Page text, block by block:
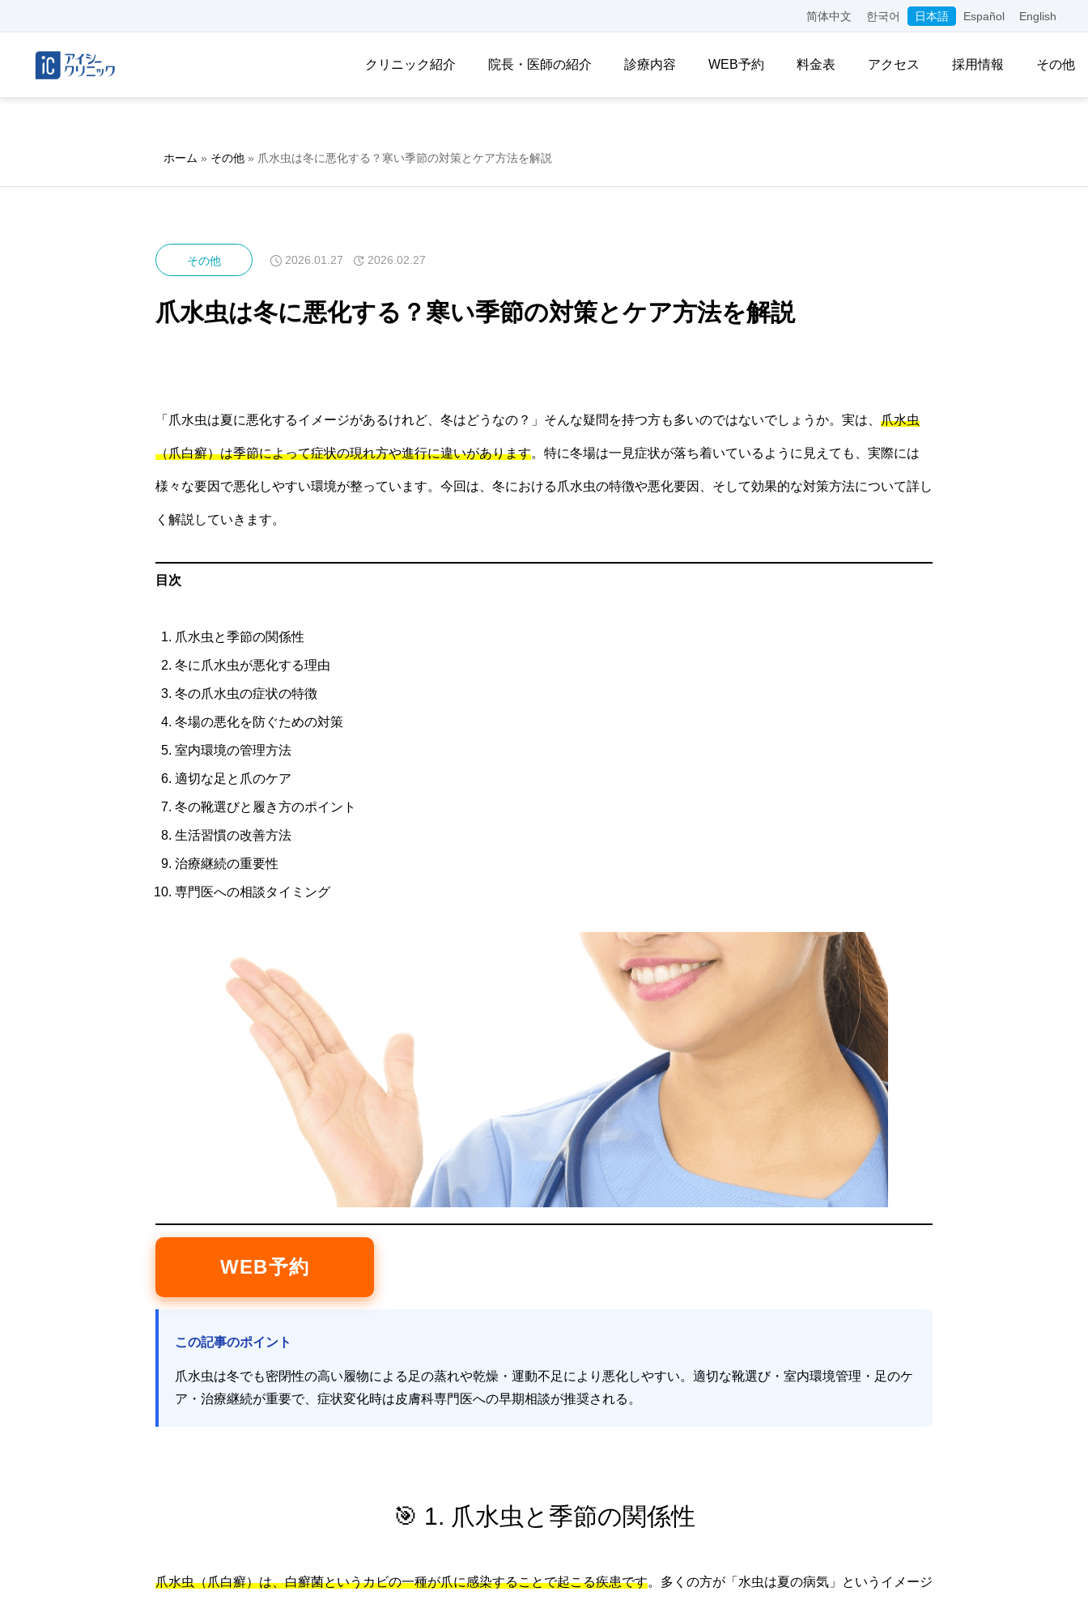
简体中文 한국어 日本語 Español English
クリニック紹介 院長・医師の紹介 診療内容 WEB予約 料金表 アクセス 採用情報 その他
ホーム » その他 » 爪水虫は冬に悪化する？寒い季節の対策とケア方法を解説
その他 2026.01.27 2026.02.27
爪水虫は冬に悪化する？寒い季節の対策とケア方法を解説
「爪水虫は夏に悪化するイメージがあるけれど、冬はどうなの？」そんな疑問を持つ方も多いのではないでしょうか。実は、 爪水虫
（爪白癬）は季節によって症状の現れ方や進行に違いがあります。特に冬場は一見症状が落ち着いているように見えても、実際には
様々な要因で悪化しやすい環境が整っています。今回は、冬における爪水虫の特徴や悪化要因、そして効果的な対策方法について詳し
く解説していきます。
目次
爪水虫と季節の関係性
冬に爪水虫が悪化する理由
冬の爪水虫の症状の特徴
冬場の悪化を防ぐための対策
室内環境の管理方法
適切な足と爪のケア
冬の靴選びと履き方のポイント
生活習慣の改善方法
治療継続の重要性
専門医への相談タイミング
WEB予約
この記事のポイント
爪水虫は冬でも密閉性の高い履物による足の蒸れや乾燥・運動不足により悪化しやすい。適切な靴選び・室内環境管理・足のケ
ア・治療継続が重要で、症状変化時は皮膚科専門医への早期相談が推奨される。
🎯 1. 爪水虫と季節の関係性
爪水虫（爪白癬）は、白癬菌というカビの一種が爪に感染することで起こる疾患です。多くの方が「水虫は夏の病気」というイメージ